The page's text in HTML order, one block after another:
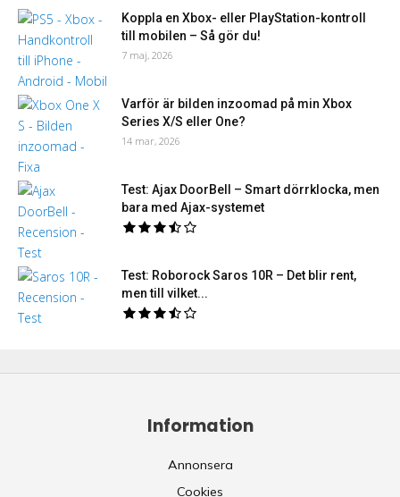
Koppla en Xbox- eller PlayStation-kontroll
till mobilen – Så gör du!
7 maj, 2026
Varför är bilden inzoomad på min Xbox
Series X/S eller One?
14 mar, 2026
Test: Ajax DoorBell – Smart dörrklocka, men
bara med Ajax-systemet
Test: Roborock Saros 10R – Det blir rent,
men till vilket...
Information
Annonsera
Cookies